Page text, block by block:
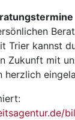
Trier kannst
Zukunft mit
herzlich